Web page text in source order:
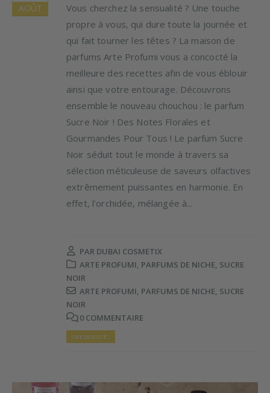
AOÛT
Vous cherchez la sensualité ? Une touche
propre à vous, qui dure toute la journée et
qui fait tourner les têtes ? La maison de
parfums Arte Profumi vous a concocté la
meilleure des recettes afin de vous éblouir
ainsi que votre entourage. Découvrons
ensemble le nouveau chouchou : le parfum
Sucre Noir ! Des Notes Florales et
Gourmandes Pour Tous ! Le parfum Sucre
Noir séduit tout le monde à travers sa
sélection méticuleuse de saveurs olfactives
extrêmement puissantes en harmonie. En
effet, l’orchidée, mélangée à...
PAR DUBAI COSMETIX
ARTE PROFUMI, PARFUMS DE NICHE, SUCRE
NOIR
ARTE PROFUMI, PARFUMS DE NICHE, SUCRE
NOIR
0 COMMENTAIRE
LIRE LA SUITE...